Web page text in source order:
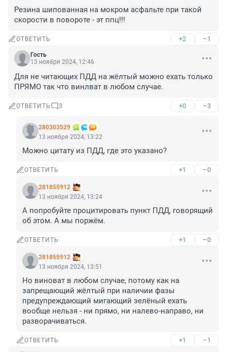
Резина шипованная на мокром асфальте при такой
скорости в повороте - эт ппц!!!
ОТВЕТИТЬ +2 –1
Гость
13 ноября 2024, 12:46
Для не читающих ПДД на жёлтый можно ехать только
ПРЯМО так что винлват в любом случае.
ОТВЕТИТЬ 3 +0 –3
280303529
13 ноября 2024, 13:22
Можно цитату из ПДД, где это указано?
ОТВЕТИТЬ +1 –0
281855912
13 ноября 2024, 13:24
А попробуйте процитировать пункт ПДД, говорящий
об этом. А мы поржём.
ОТВЕТИТЬ +1 –0
281855912
13 ноября 2024, 13:51
Но виноват в любом случае, потому как на
запрещающий жёлтый при наличии фазы
предупреждающий мигающий зелёный ехать
вообще нельзя - ни прямо, ни налево-направо, ни
разворачиваться.
ОТВЕТИТЬ +1 –1